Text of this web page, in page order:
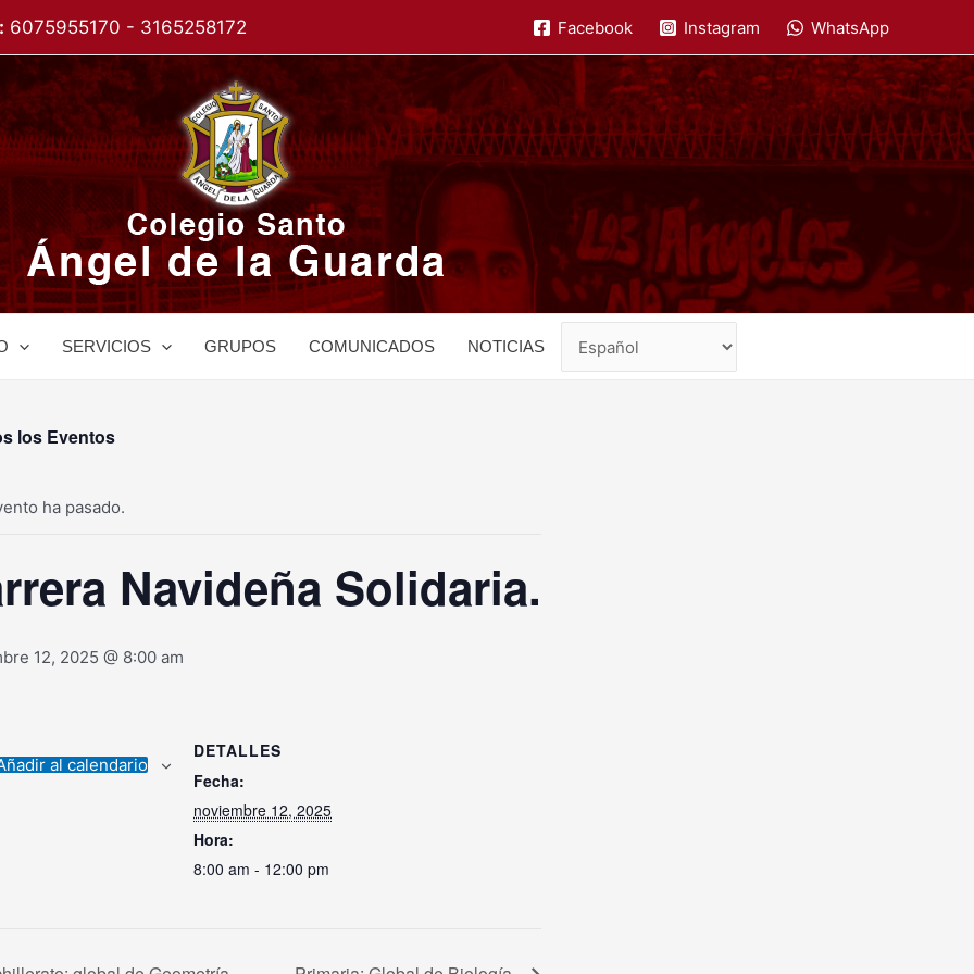
6075955170 - 3165258172 Facebook Instagram WhatsApp
SERVICIOS GRUPOS COMUNICADOS NOTICIAS
los Eventos
ha pasado.
Navideña Solidaria.
12, 2025 @ 8:00 am
al calendario
DETALLES
Fecha:
noviembre 12, 2025
Hora:
8:00 am - 12:00 pm